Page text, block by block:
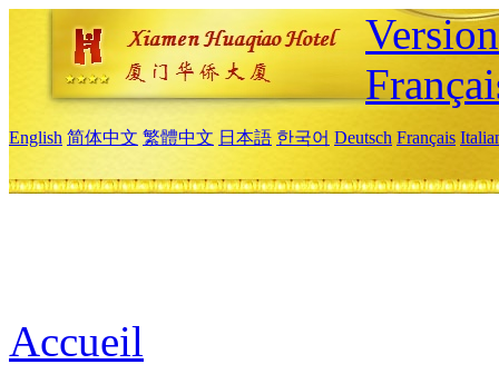
English 简体中文 繁體中文 日本語 한국어 Deutsch Français
Accueil